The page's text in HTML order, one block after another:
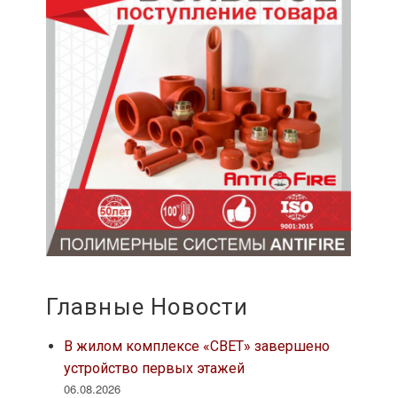
Главные Новости
В жилом комплексе «СВЕТ» завершено
устройство первых этажей
06.08.2026